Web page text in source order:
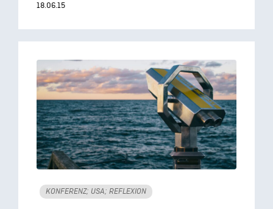
18.06.15
KONFERENZ; USA; REFLEXION